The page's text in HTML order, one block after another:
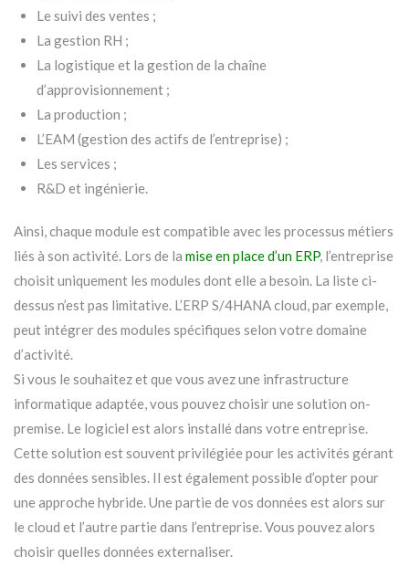
Le suivi des ventes ;
La gestion RH ;
La logistique et la gestion de la chaîne
d’approvisionnement ;
La production ;
L’EAM (gestion des actifs de l’entreprise) ;
Les services ;
R&D et ingénierie.
Ainsi, chaque module est compatible avec les processus métiers
liés à son activité. Lors de la mise en place d’un ERP, l’entreprise
choisit uniquement les modules dont elle a besoin. La liste ci-
dessus n’est pas limitative. L’ERP S/4HANA cloud, par exemple,
peut intégrer des modules spécifiques selon votre domaine
d’activité.
Si vous le souhaitez et que vous avez une infrastructure
informatique adaptée, vous pouvez choisir une solution on-
premise. Le logiciel est alors installé dans votre entreprise.
Cette solution est souvent privilégiée pour les activités gérant
des données sensibles. Il est également possible d’opter pour
une approche hybride. Une partie de vos données est alors sur
le cloud et l’autre partie dans l’entreprise. Vous pouvez alors
choisir quelles données externaliser.